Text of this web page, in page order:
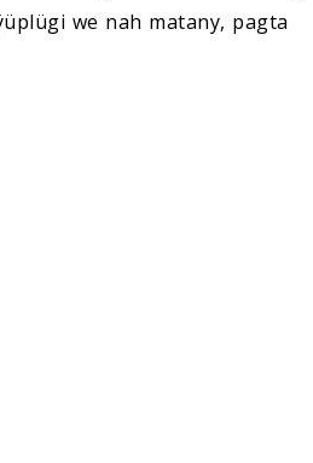
we nah matany, pagta